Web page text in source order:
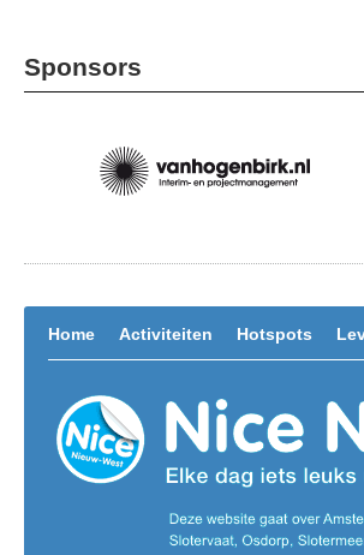
Sponsors
Home Activiteiten Hotspots